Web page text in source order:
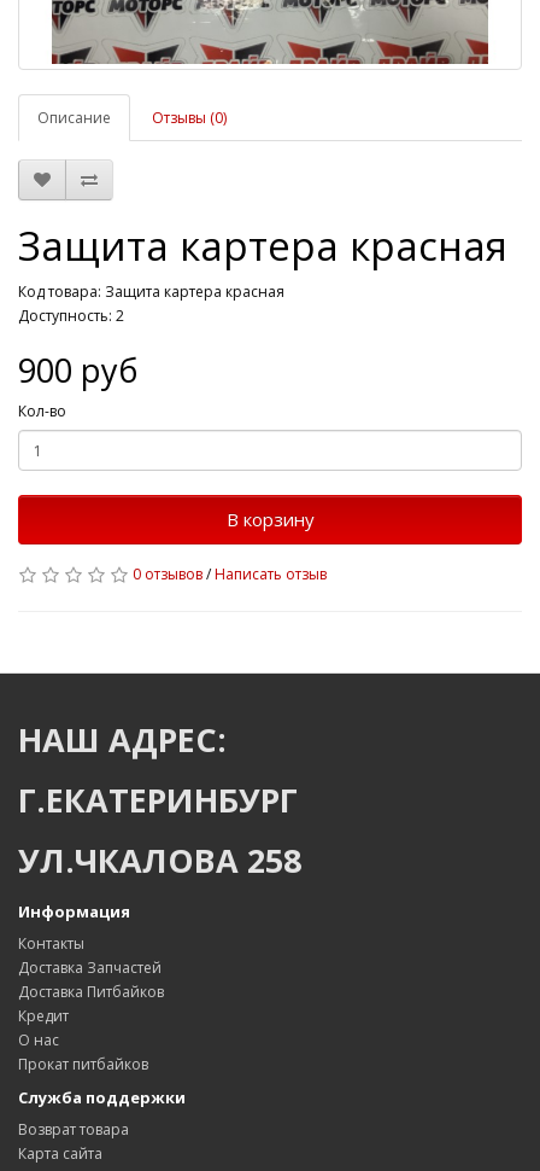
Описание Отзывы (0)
Защита картера красная
Код товара: Защита картера красная
Доступность: 2
900 руб
Кол-во
В корзину
0 отзывов/Написать отзыв
НАШ АДРЕС:
Г.ЕКАТЕРИНБУРГ
УЛ.ЧКАЛОВА 258
Информация
Контакты
Доставка Запчастей
Доставка Питбайков
Кредит
О нас
Прокат питбайков
Служба поддержки
Возврат товара
Карта сайта